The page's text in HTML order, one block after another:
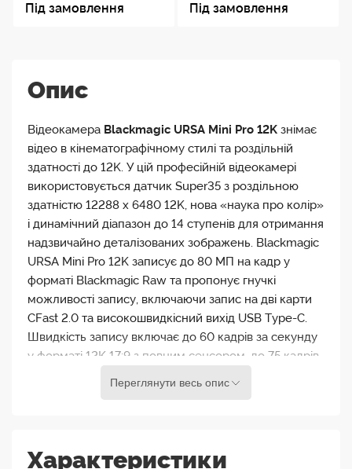
Під замовлення Під замовлення
Опис
Відеокамера Blackmagic URSA Mini Pro 12K знімає
відео в кінематографічному стилі та роздільній
здатності до 12K. У цій професійній відеокамері
використовується датчик Super35 з роздільною
здатністю 12288 x 6480 12K, нова «наука про колір»
і динамічний діапазон до 14 ступенів для отримання
надзвичайно деталізованих зображень. Blackmagic
URSA Mini Pro 12K записує до 80 МП на кадр у
форматі Blackmagic Raw та пропонує гнучкі
можливості запису, включаючи запис на дві карти
CFast 2.0 та високошвидкісний вихід USB Type-C.
Швидкість запису включає до 60 кадрів за секунду
у форматі 12K 17:9 з повним сенсором, до 75 кадрів
Основні відмінності відеокамери
Переглянути весь опис
Характеристики